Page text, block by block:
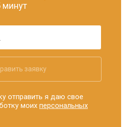
минут
заявку
отправить я даю свое
моихперсональных